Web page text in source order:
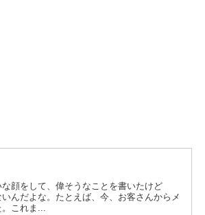
顔をして、偉そうなことを書いたけど
んだよな。たとえば、今、お客さんからメ
これま...